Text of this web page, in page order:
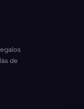
de